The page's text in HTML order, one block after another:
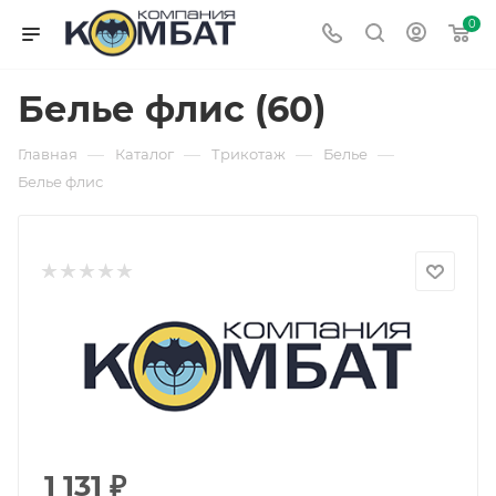
0
Белье флис (60)
Главная — Каталог — Трикотаж — Белье —
Белье флис
1 131 ₽